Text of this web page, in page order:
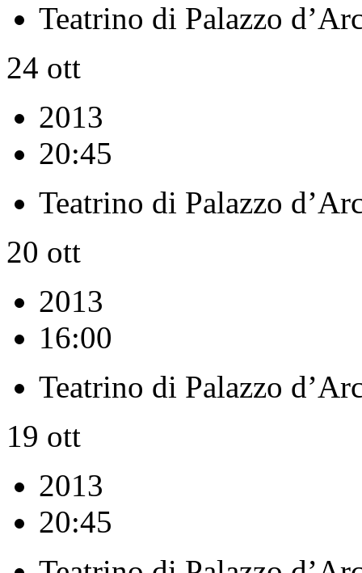
Teatrino di Palazzo
24 ott
2013
20:45
Teatrino di Palazzo
20 ott
2013
16:00
Teatrino di Palazzo
19 ott
2013
20:45